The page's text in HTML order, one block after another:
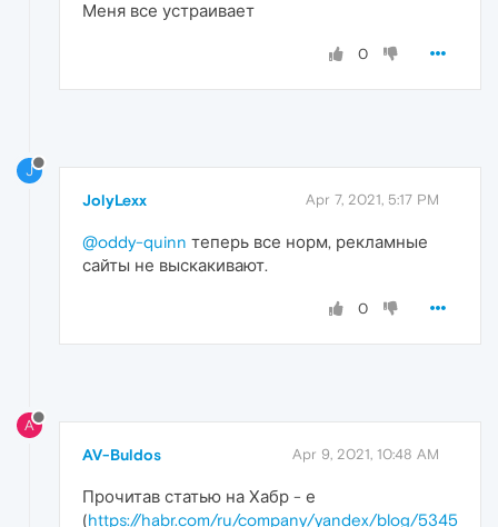
Меня все устраивает
0
J
JolyLexx Apr 7, 2021, 5:17 PM
@oddy-quinn теперь все норм, рекламные
сайты не выскакивают.
0
A
AV-Buldos Apr 9, 2021, 10:48 AM
Прочитав статью на Хабр - е
(https://habr.com/ru/company/yandex/blog/5345